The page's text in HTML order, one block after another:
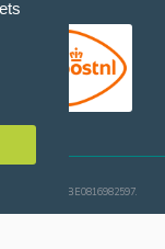
number: BE0816982597.